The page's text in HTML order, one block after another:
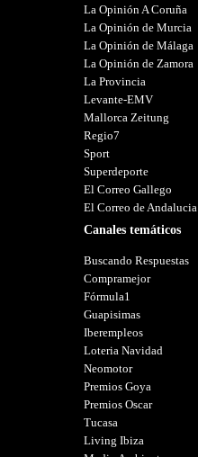
La Opinión A Coruña
La Opinión de Murcia
La Opinión de Málaga
La Opinión de Zamora
La Provincia
Levante-EMV
Mallorca Zeitung
Regio7
Sport
Superdeporte
El Correo Gallego
El Correo de Andalucia
Canales temáticos
Buscando Respuestas
Compramejor
Fórmula1
Guapisimas
Iberempleos
Loteria Navidad
Neomotor
Premios Goya
Premios Oscar
Tucasa
Living Ibiza